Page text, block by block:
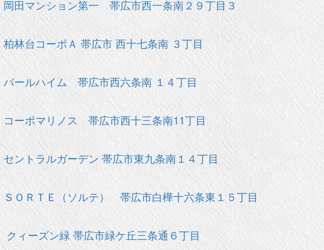
岡田マンション第一 帯広市西一条南２９丁目３
柏林台コーポＡ 帯広市 西十七条南 ３丁目
パールハイム 帯広市西六条南 １４丁目
コーポマリノス 帯広市西十三条南11丁目
セントラルガーデン 帯広市東九条南１４丁目
ＳＯＲＴＥ（ソルテ） 帯広市白樺十六条東１５丁目
クィーズン緑 帯広市緑ケ丘三条通６丁目